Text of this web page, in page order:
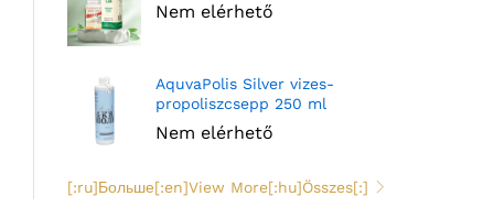
Nem elérhető
AquvaPolis Silver vizes-
propoliszcsepp 250 ml
Nem elérhető
[:ru]Больше[:en]View More[:hu]Összes[:]